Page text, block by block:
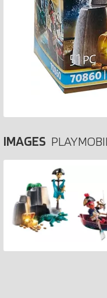
IMAGES